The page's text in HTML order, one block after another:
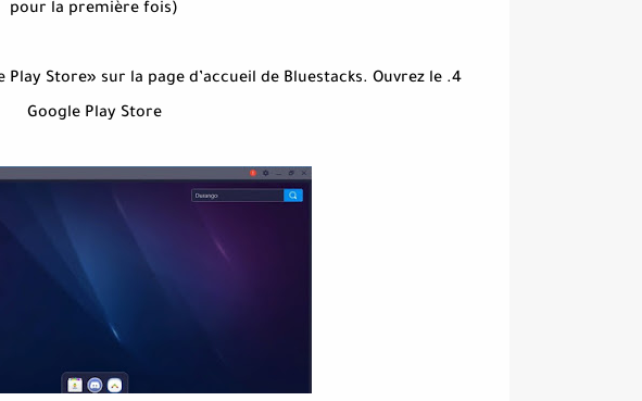
pour la première fois)
Play Store» sur la page d’accueil de Bluestacks. Ouvrez le
Google Play Store